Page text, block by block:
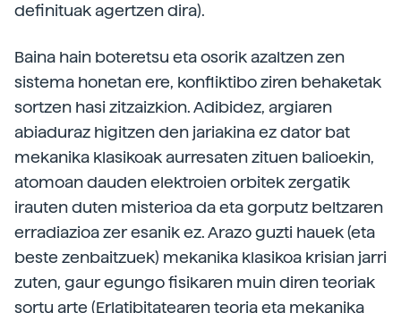
definituak agertzen dira).
Baina hain boteretsu eta osorik azaltzen zen
sistema honetan ere, konfliktibo ziren behaketak
sortzen hasi zitzaizkion. Adibidez, argiaren
abiaduraz higitzen den jariakina ez dator bat
mekanika klasikoak aurresaten zituen balioekin,
atomoan dauden elektroien orbitek zergatik
irauten duten misterioa da eta gorputz beltzaren
erradiazioa zer esanik ez. Arazo guzti hauek (eta
beste zenbaitzuek) mekanika klasikoa krisian jarri
zuten, gaur egungo fisikaren muin diren teoriak
sortu arte (Erlatibitatearen teoria eta mekanika